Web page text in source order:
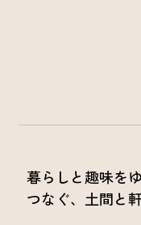
暮らしと趣味を
つなぐ、 土間と